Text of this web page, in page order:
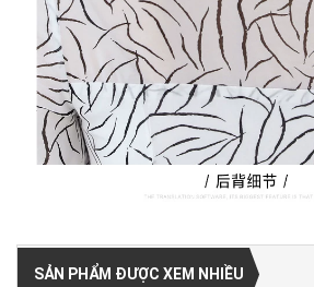
SẢN PHẨM ĐƯỢC XEM NHIỀU